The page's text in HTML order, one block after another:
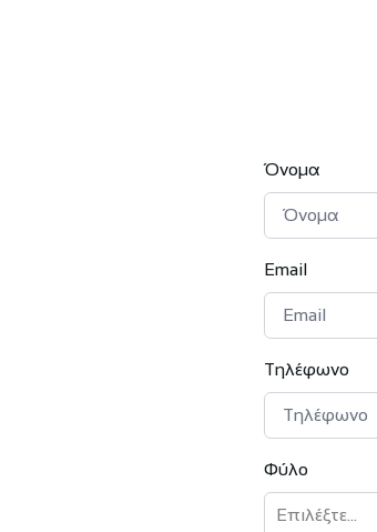
Όνομα
Email
Τηλέφωνο
Φύλο
Επιλέξτε...